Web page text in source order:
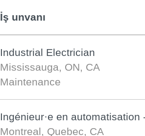
İş unvanı
Industrial Electrician
Mississauga, ON, CA
Maintenance
Ingénieur·e en automatisation
Montreal, Quebec, CA